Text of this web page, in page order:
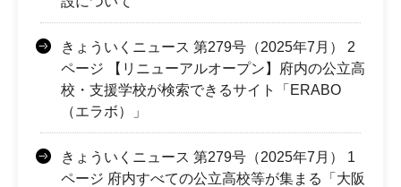
きょういくニュース 第279号（2025年7月） 2
ページ 【リニューアルオープン】府内の公立高
校・支援学校が検索できるサイト「ERABO
（エラボ）」
きょういくニュース 第279号（2025年7月） 1
ページ 府内すべての公立高校等が集まる「大阪